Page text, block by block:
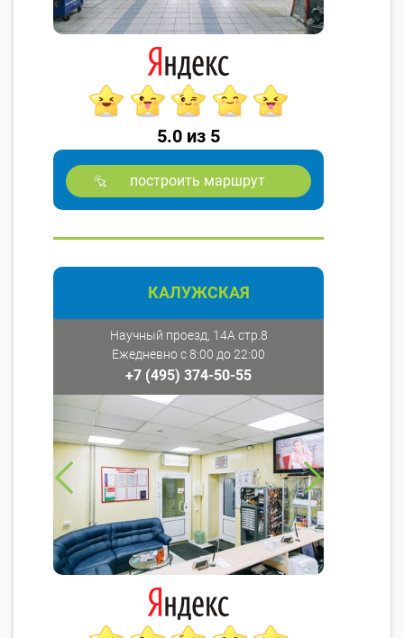
5.0 из 5
построить маршрут
КАЛУЖСКАЯ
Научный проезд, 14А стр.8
Ежедневно с 8:00 до 22:00
+7 (495) 374-50-55